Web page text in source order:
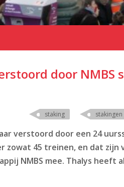
door NMBS
staking
verstoord door een 24
zowat 45 treinen, en dat
NMBS mee. Thalys heeft